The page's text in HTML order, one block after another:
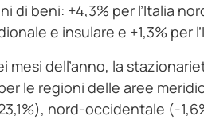
di beni: +4,3% per l’Italia
e insulare e +1,3% per
mesi dell’anno, la
le regioni delle aree
nord-occidentale (-